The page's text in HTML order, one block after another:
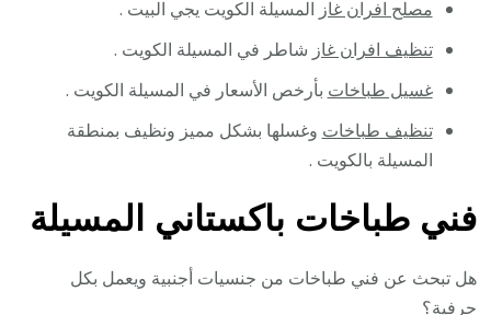
مصلح افران غاز المسيلة الكويت يجي البيت .
تنظيف افران غاز شاطر في المسيلة الكويت .
غسيل طباخات بأرخص الأسعار في المسيلة الكويت .
تنظيف طباخات وغسلها بشكل مميز ونظيف بمنطقة
المسيلة بالكويت .
فني طباخات باكستاني المسيلة
هل تبحث عن فني طباخات من جنسيات أجنبية ويعمل بكل
حرفية؟